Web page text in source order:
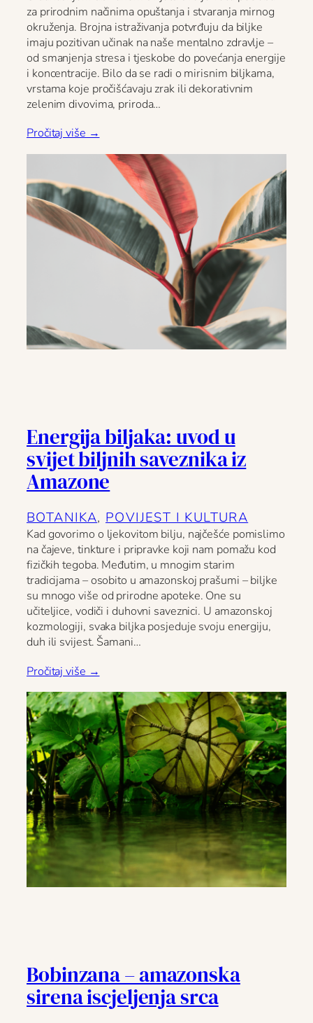
za prirodnim načinima opuštanja i stvaranja mirnog
okruženja. Brojna istraživanja potvrđuju da biljke
imaju pozitivan učinak na naše mentalno zdravlje –
od smanjenja stresa i tjeskobe do povećanja energije
i koncentracije. Bilo da se radi o mirisnim biljkama,
vrstama koje pročišćavaju zrak ili dekorativnim
zelenim divovima, priroda…
Pročitaj više →
Energija biljaka: uvod u
svijet biljnih saveznika iz
Amazone
BOTANIKA, POVIJEST I KULTURA
Kad govorimo o ljekovitom bilju, najčešće pomislimo
na čajeve, tinkture i pripravke koji nam pomažu kod
fizičkih tegoba. Međutim, u mnogim starim
tradicijama – osobito u amazonskoj prašumi – biljke
su mnogo više od prirodne apoteke. One su
učiteljice, vodiči i duhovni saveznici. U amazonskoj
kozmologiji, svaka biljka posjeduje svoju energiju,
duh ili svijest. Šamani…
Pročitaj više →
Bobinzana – amazonska
sirena iscjeljenja srca